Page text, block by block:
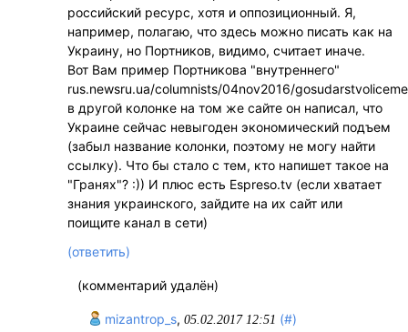
российский ресурс, хотя и оппозиционный. Я,
например, полагаю, что здесь можно писать как на
Украину, но Портников, видимо, считает иначе.
Вот Вам пример Портникова "внутреннего"
rus.newsru.ua/columnists/04nov2016/
в другой колонке на том же сайте он написал, что
Украине сейчас невыгоден экономический подъем
(забыл название колонки, поэтому не могу найти
ссылку). Что бы стало с тем, кто напишет такое на
"Гранях"? :)) И плюс есть Espreso.tv (если хватает
знания украинского, зайдите на их сайт или
поищите канал в сети)
(ответить)
(комментарий удалён)
mizantrop_s,05.02.2017 12:51 (#)